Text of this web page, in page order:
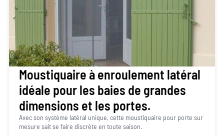
Moustiquaire à enroulement latéral
idéale pour les baies de grandes
dimensions et les portes.
Avec son système latéral unique, cette moustiquaire pour porte sur
mesure sait se faire discrète en toute saison.